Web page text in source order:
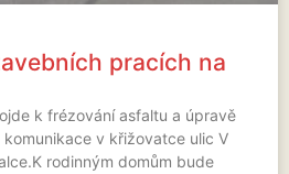
pracích na
k frézování asfaltu a úpravě
v křižovatce ulic V
rodinným domům bude